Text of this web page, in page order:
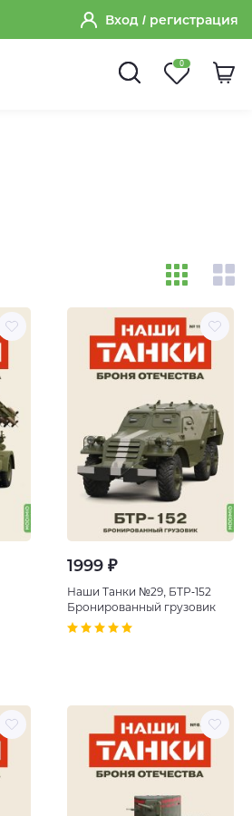
Вход / регистрация
0
1999 ₽
Наши Танки №29, БТР-152
Бронированный грузовик